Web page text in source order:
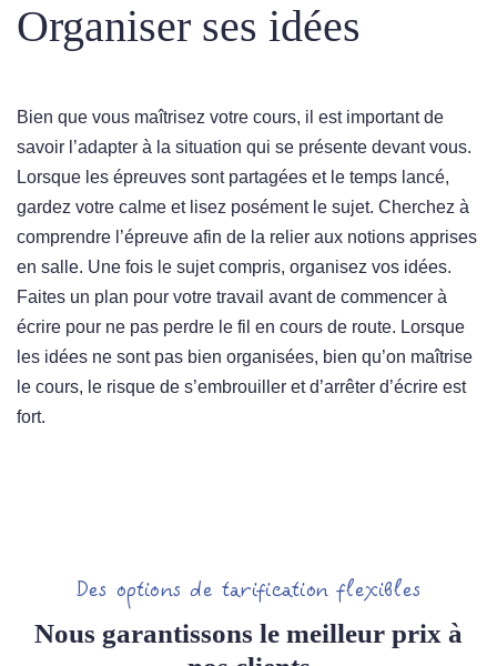
Organiser ses idées
Bien que vous maîtrisez votre cours, il est important de
savoir l’adapter à la situation qui se présente devant vous.
Lorsque les épreuves sont partagées et le temps lancé,
gardez votre calme et lisez posément le sujet. Cherchez à
comprendre l’épreuve afin de la relier aux notions apprises
en salle. Une fois le sujet compris, organisez vos idées.
Faites un plan pour votre travail avant de commencer à
écrire pour ne pas perdre le fil en cours de route. Lorsque
les idées ne sont pas bien organisées, bien qu’on maîtrise
le cours, le risque de s’embrouiller et d’arrêter d’écrire est
fort.
Des options de tarification flexibles
Nous garantissons le meilleur prix à